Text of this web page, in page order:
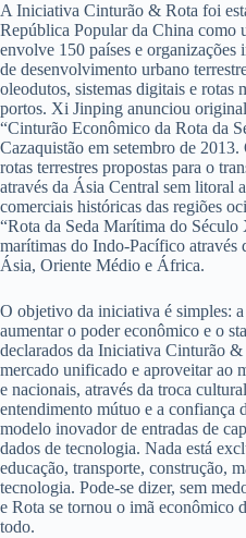
A Iniciativa Cinturão & Rota foi
República Popular da China como
envolve 150 países e organizações
de desenvolvimento urbano
oleodutos, sistemas digitais e rotas
portos. Xi Jinping anunciou
“Cinturão Econômico da Rota da
Cazaquistão em setembro de
rotas terrestres propostas para o
através da Ásia Central sem litoral
comerciais históricas das regiões
“Rota da Seda Marítima do Século
marítimas do Indo-Pacífico através
Ásia, Oriente Médio e África.
O objetivo da iniciativa é simples:
aumentar o poder econômico e o
declarados da Iniciativa Cinturão
mercado unificado e aproveitar ao
e nacionais, através da troca
entendimento mútuo e a confiança
modelo inovador de entradas de
dados de tecnologia. Nada está
educação, transporte, construção,
tecnologia. Pode-se dizer, sem
e Rota se tornou o imã econômico
todo.